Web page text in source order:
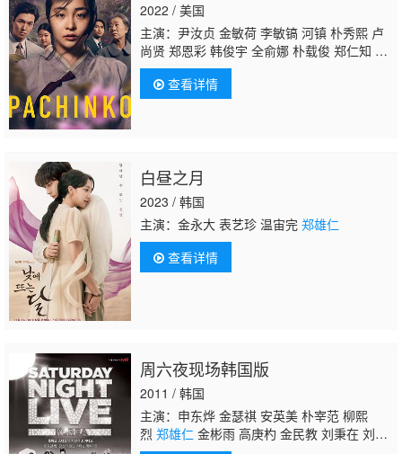
2022 / 美国
主演：尹汝贞 金敏荷 李敏镐 河镇 朴秀熙 卢
尚贤 郑恩彩 韩俊宇 全俞娜 朴载俊 郑仁知 李
大浩 泽井杏奈 吉米·辛普森 南果步 武田裕
光 菲利斯·崔 玛丽·亚马莫托 朴惠珍
口依子 延礼智 金宝敏 郑礼彬 路易斯·小泽·张
查看详情
白昼之月
2023 / 韩国
主演：金永大 表艺珍 温宙完 郑雄仁
查看详情
周六夜现场韩国版
2011 / 韩国
主演：申东烨 金瑟祺 安英美 朴宰范 柳熙
烈 郑雄仁 金彬雨 高庚杓 金民教 刘秉在 刘世